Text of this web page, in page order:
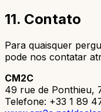
11. Contato
Para quaisquer
pode nos contatar
CM2C
49 rue de Ponthieu,
Telefone: +33 1 89